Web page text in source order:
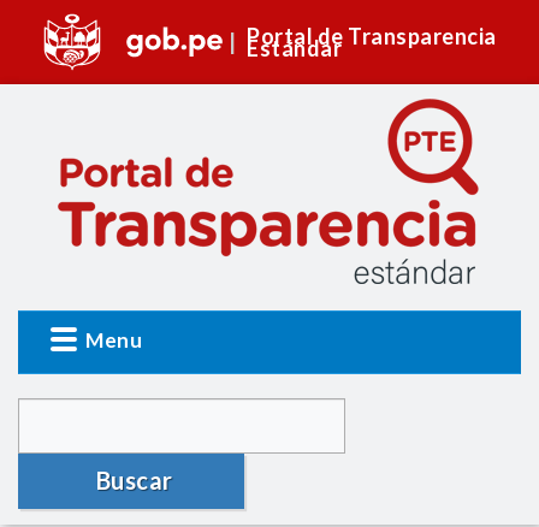
Portal de Transparencia
Estándar
Menu
Buscar